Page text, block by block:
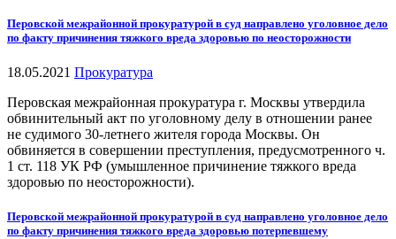
Перовской межрайонной прокуратурой в суд направлено уголовное дело
по факту причинения тяжкого вреда здоровью по неосторожности
18.05.2021 Прокуратура
Перовская межрайонная прокуратура г. Москвы утвердила
обвинительный акт по уголовному делу в отношении ранее
не судимого 30-летнего жителя города Москвы. Он
обвиняется в совершении преступления, предусмотренного ч.
1 ст. 118 УК РФ (умышленное причинение тяжкого вреда
здоровью по неосторожности).
Перовской межрайонной прокуратурой в суд направлено уголовное дело
по факту причинения тяжкого вреда здоровью потерпевшему